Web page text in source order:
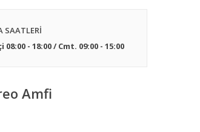
SAATLERİ
- 18:00 / Cmt. 09:00 - 15:00
Amfi